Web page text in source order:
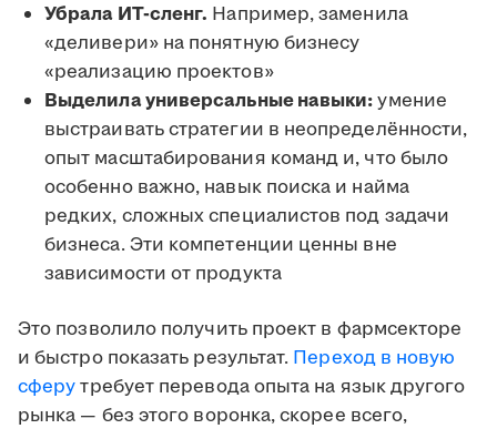
Убрала ИТ-сленг. Например, заменила
«деливери» на понятную бизнесу
«реализацию проектов»
Выделила универсальные навыки:умение
выстраивать стратегии в неопределённости,
опыт масштабирования команд и, что было
особенно важно, навык поиска и найма
редких, сложных специалистов под задачи
бизнеса. Эти компетенции ценны вне
зависимости от продукта
Это позволило получить проект в фармсекторе
и быстро показать результат. Переход в новую
сферутребует перевода опыта на язык другого
рынка — без этого воронка, скорее всего,